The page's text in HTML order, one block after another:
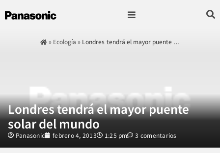
» Ecología » Londres tendrá el mayor puente …
Londres tendrá el mayor puente
solar del mundo
Panasonic febrero 4, 2013 1:25 pm 3 comentarios